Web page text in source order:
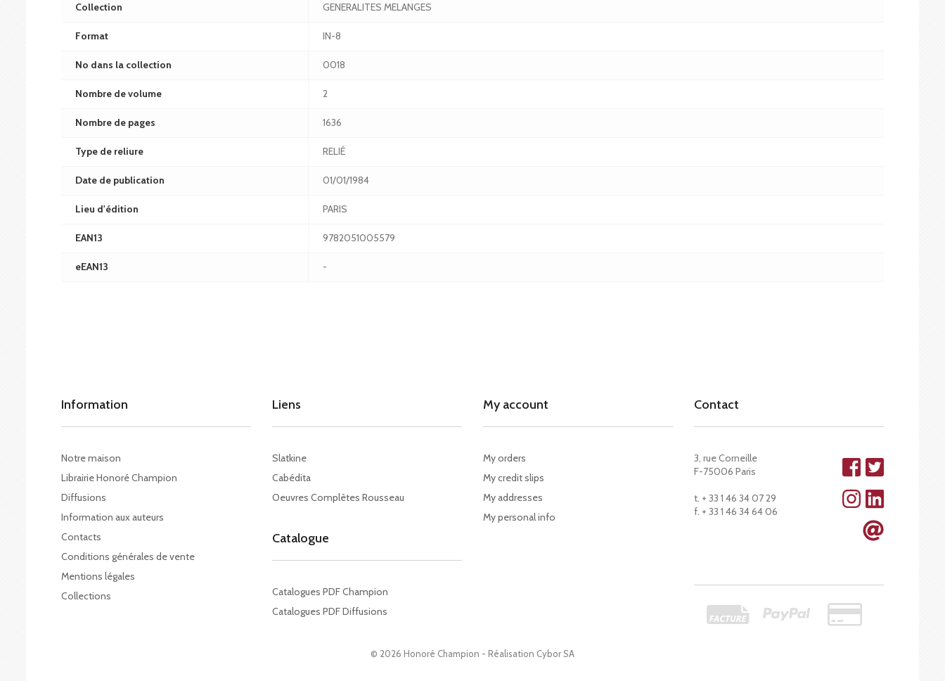
Collection GENERALITES MELANGES
Format IN-8
No dans la collection 0018
Nombre de volume 2
Nombre de pages 1636
Type de reliure RELIÉ
Date de publication 01/01/1984
Lieu d'édition PARIS
EAN13 9782051005579
eEAN13 -
Information
Notre maison
Librairie Honoré Champion
Diffusions
Information aux auteurs
Contacts
Conditions générales de vente
Mentions légales
Collections
© 2026 Honoré Champion - Réalisation Cybor SA
Liens
Slatkine
Cabédita
Oeuvres Complètes Rousseau
Catalogue
Catalogues PDF Champion
Catalogues PDF Diffusions
My account
My orders
My credit slips
My addresses
My personal info
Contact
3, rue Corneille
F-75006 Paris
t. + 33 1 46 34 07 29
f. + 33 1 46 34 64 06